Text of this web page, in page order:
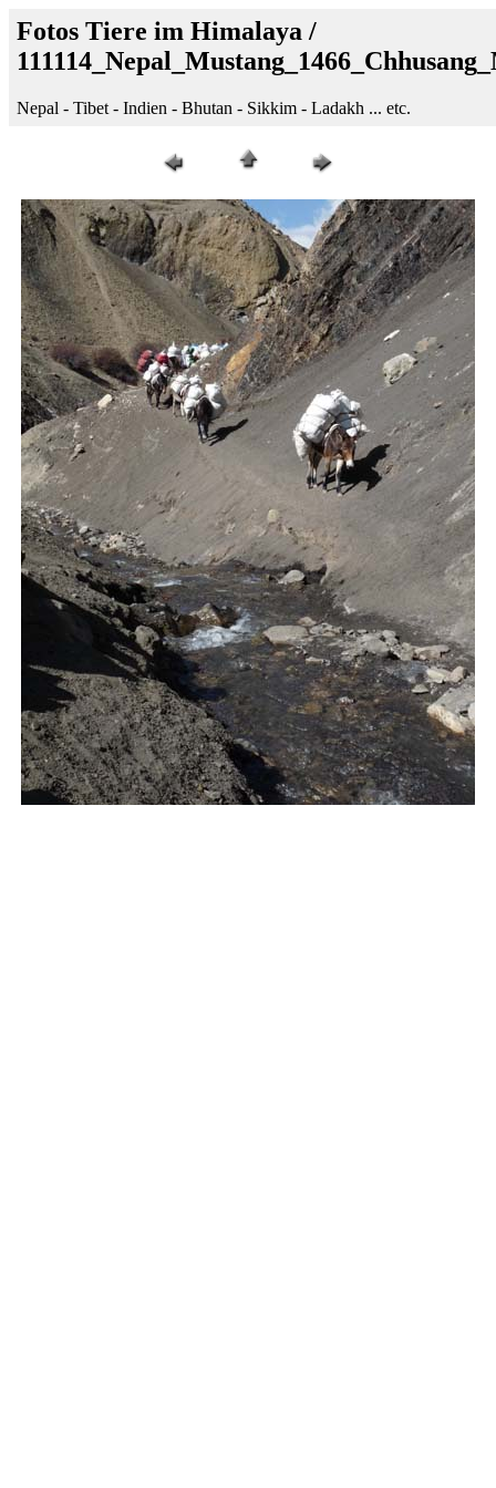
Fotos Tiere im Himalaya /
Nepal - Tibet - Indien - Bhutan - Sikkim - Ladakh ... etc.